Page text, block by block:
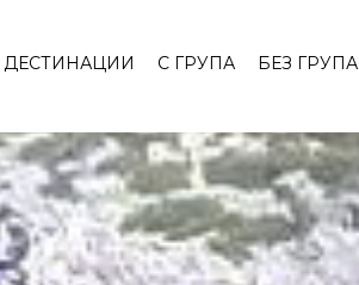
ДЕСТИНАЦИИ С ГРУПА БЕЗ ГРУПА